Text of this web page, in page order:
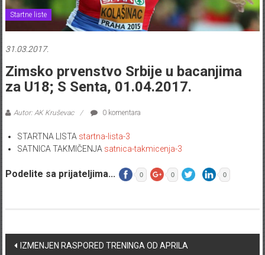
Startne liste
31.03.2017.
Zimsko prvenstvo Srbije u bacanjima
za U18; S Senta, 01.04.2017.
Autor: AK Kruševac 0 komentara
STARTNA LISTA startna-lista-3
SATNICA TAKMIČENJA satnica-takmicenja-3
Podelite sa prijateljima... 0 0 0
Post navigation
IZMENJEN RASPORED TRENINGA OD APRILA